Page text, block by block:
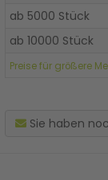
ab 5000 Stück
ab 10000 Stück
Preise für größere
Sie haben